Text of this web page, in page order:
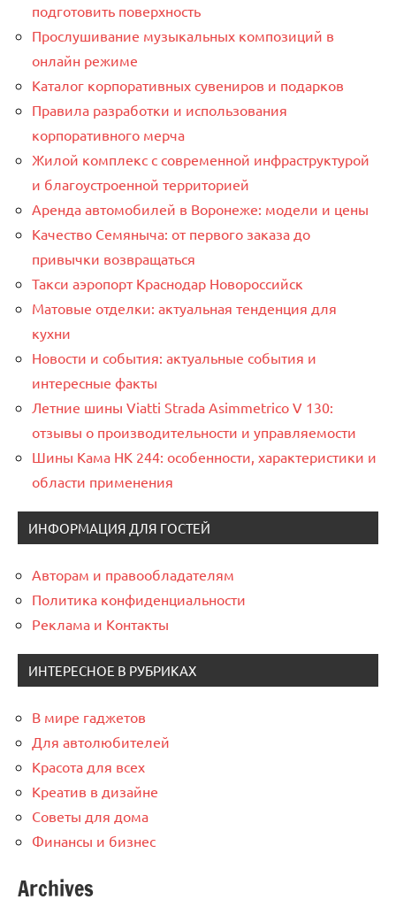
подготовить поверхность
Прослушивание музыкальных композиций в
онлайн режиме
Каталог корпоративных сувениров и подарков
Правила разработки и использования
корпоративного мерча
Жилой комплекс с современной инфраструктурой
и благоустроенной территорией
Аренда автомобилей в Воронеже: модели и цены
Качество Семяныча: от первого заказа до
привычки возвращаться
Такси аэропорт Краснодар Новороссийск
Матовые отделки: актуальная тенденция для
кухни
Новости и события: актуальные события и
интересные факты
Летние шины Viatti Strada Asimmetrico V 130:
отзывы о производительности и управляемости
Шины Кама НК 244: особенности, характеристики и
области применения
ИНФОРМАЦИЯ ДЛЯ ГОСТЕЙ
Авторам и правообладателям
Политика конфиденциальности
Реклама и Контакты
ИНТЕРЕСНОЕ В РУБРИКАХ
В мире гаджетов
Для автолюбителей
Красота для всех
Креатив в дизайне
Советы для дома
Финансы и бизнес
Archives